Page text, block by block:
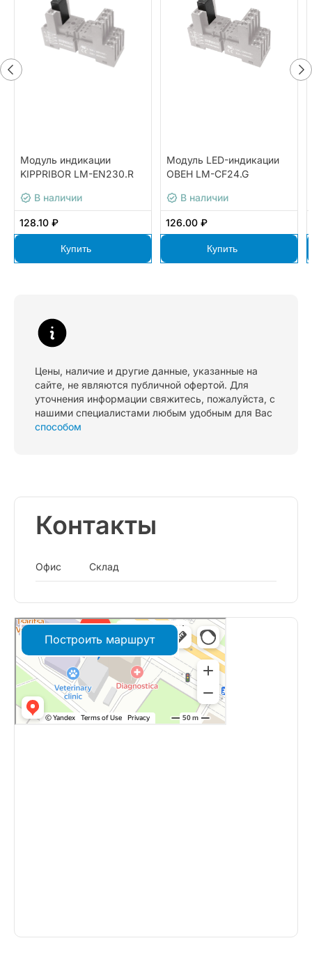
Модуль индикации
KIPPRIBOR LM-EN230.R
В наличии
128.10 ₽
Купить
Модуль LED-индикации
ОВЕН LM-CF24.G
В наличии
126.00 ₽
Купить
Цены, наличие и другие данные, указанные на
сайте, не являются публичной офертой. Для
уточнения информации свяжитесь, пожалуйста, с
нашими специалистами любым удобным для Вас
способом
Контакты
Офис Склад
Построить маршрут